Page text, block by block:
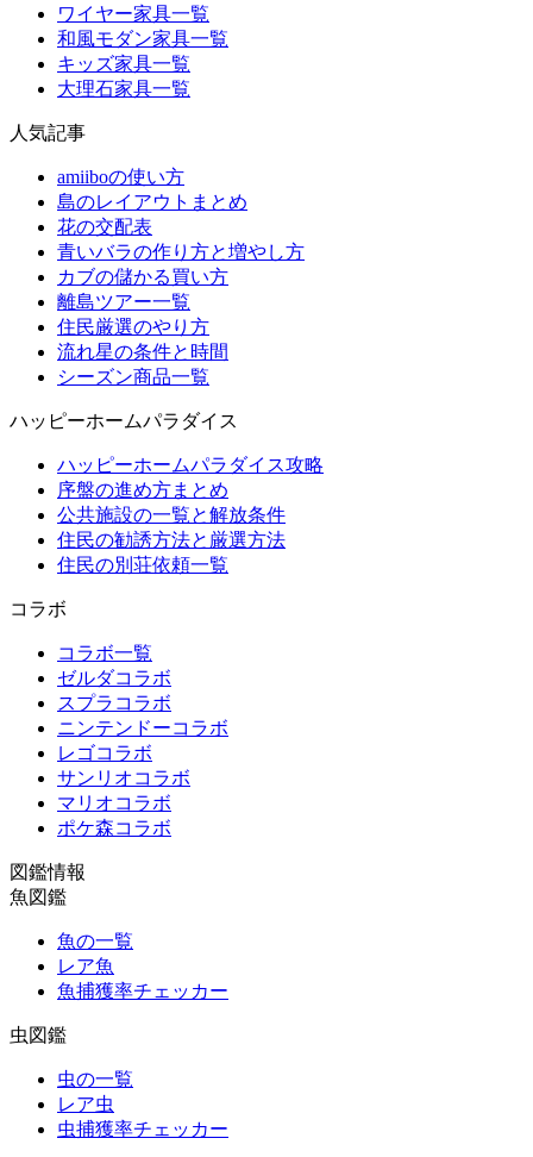
ワイヤー家具一覧
和風モダン家具一覧
キッズ家具一覧
大理石家具一覧
人気記事
amiiboの使い方
島のレイアウトまとめ
花の交配表
青いバラの作り方と増やし方
カブの儲かる買い方
離島ツアー一覧
住民厳選のやり方
流れ星の条件と時間
シーズン商品一覧
ハッピーホームパラダイス
ハッピーホームパラダイス攻略
序盤の進め方まとめ
公共施設の一覧と解放条件
住民の勧誘方法と厳選方法
住民の別荘依頼一覧
コラボ
コラボ一覧
ゼルダコラボ
スプラコラボ
ニンテンドーコラボ
レゴコラボ
サンリオコラボ
マリオコラボ
ポケ森コラボ
図鑑情報
魚図鑑
魚の一覧
レア魚
魚捕獲率チェッカー
虫図鑑
虫の一覧
レア虫
虫捕獲率チェッカー